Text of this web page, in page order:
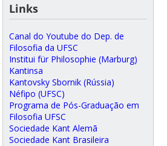
Links
Canal do Youtube do Dep. de
Filosofia da UFSC
Institui für Philosophie (Marburg)
Kantinsa
Kantovsky Sbornik (Rússia)
Néfipo (UFSC)
Programa de Pós-Graduação em
Filosofia UFSC
Sociedade Kant Alemã
Sociedade Kant Brasileira